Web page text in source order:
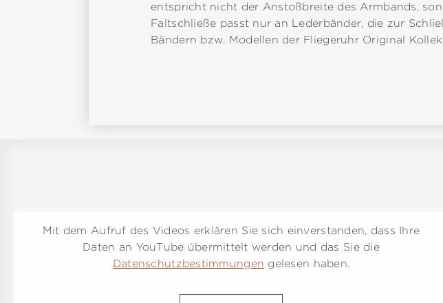
entspricht nicht der Anstoßbreite des Armbands,
Faltschließe passt nur an Lederbänder, die zur
Bändern bzw. Modellen der Fliegeruhr Original
Mit dem Aufruf des Videos erklären Sie sich einverstanden, dass Ihre
Daten an YouTube übermittelt werden und das Sie die
Datenschutzbestimmungen gelesen haben.